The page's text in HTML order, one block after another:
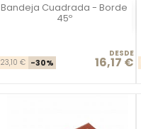
Bandeja Cuadrada - Borde
45º
Precio base
23,10 € -30% Precio
DESDE
16,17 €

Vista rápida